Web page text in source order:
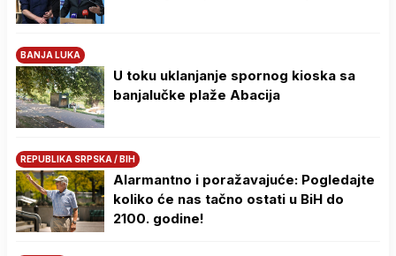
BANJA LUKA
U toku uklanjanje spornog kioska sa
banjalučke plaže Abacija
REPUBLIKA SRPSKA / BIH
Alarmantno i poražavajuće: Pogledajte
koliko će nas tačno ostati u BiH do
2100. godine!